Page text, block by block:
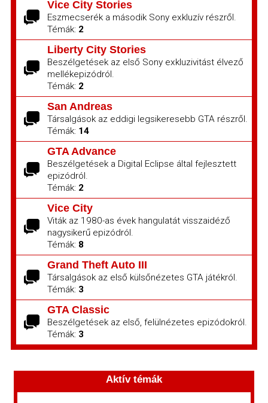
Vice City Stories
Eszmecserék a második Sony exkluzív részről.
Témák: 2
Liberty City Stories
Beszélgetések az első Sony exkluzivitást élvező
mellékepizódról.
Témák: 2
San Andreas
Társalgások az eddigi legsikeresebb GTA részről.
Témák: 14
GTA Advance
Beszélgetések a Digital Eclipse által fejlesztett
epizódról.
Témák: 2
Vice City
Viták az 1980-as évek hangulatát visszaidéző
nagysikerű epizódról.
Témák: 8
Grand Theft Auto III
Társalgások az első külsőnézetes GTA játékról.
Témák: 3
GTA Classic
Beszélgetések az első, felülnézetes epizódokról.
Témák: 3
Aktív témák